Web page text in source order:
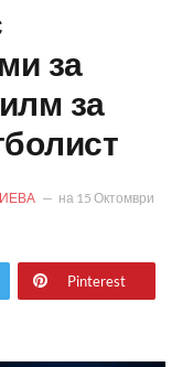
за
за
на 15 Октомври
Pinterest